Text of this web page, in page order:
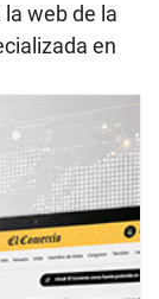
la web de la
en